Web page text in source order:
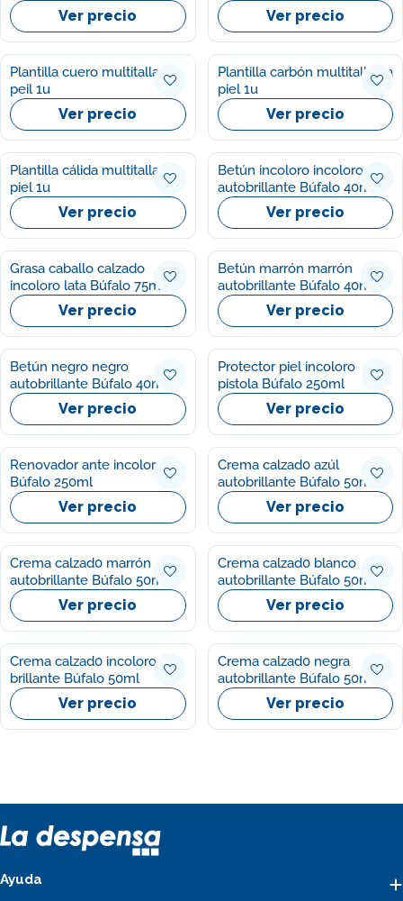
Ver precio Ver precio
Plantilla cuero multitalla la
peil 1u
Ver precio
Plantilla carbón multitalla La
piel 1u
Ver precio
Plantilla cálida multitalla La
piel 1u
Ver precio
Betún incoloro incoloro
autobrillante Búfalo 40ml
Ver precio
Grasa caballo calzado
incoloro lata Búfalo 75ml
Ver precio
Betún marrón marrón
autobrillante Búfalo 40ml
Ver precio
Betún negro negro
autobrillante Búfalo 40ml
Ver precio
Protector piel incoloro
pistola Búfalo 250ml
Ver precio
Renovador ante incoloro
Búfalo 250ml
Ver precio
Crema calzad0 azúl
autobrillante Búfalo 50ml
Ver precio
Crema calzad0 marrón
autobrillante Búfalo 50ml
Ver precio
Crema calzad0 blanco
autobrillante Búfalo 50ml
Ver precio
Crema calzad0 incoloro
brillante Búfalo 50ml
Ver precio
Crema calzad0 negra
autobrillante Búfalo 50ml
Ver precio
Ayuda